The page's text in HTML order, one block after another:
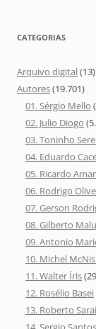
CATEGORIAS
Arquivo digital(13)
Autores(19.701)
01. Sérgio Mello
02. Julio Diogo
03. Toninho
04. Eduardo
05. Ricardo
06. Rodrigo
07. Gerson
08. Gilberto
09. Antonio
10. Michel
11. Walter Íris
12. Rosélio Basei
13. Roberto